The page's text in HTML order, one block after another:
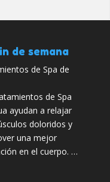
de semana
de Spa de
de Spa
ayudan a relajar
doloridos y
una mejor
en el cuerpo. …